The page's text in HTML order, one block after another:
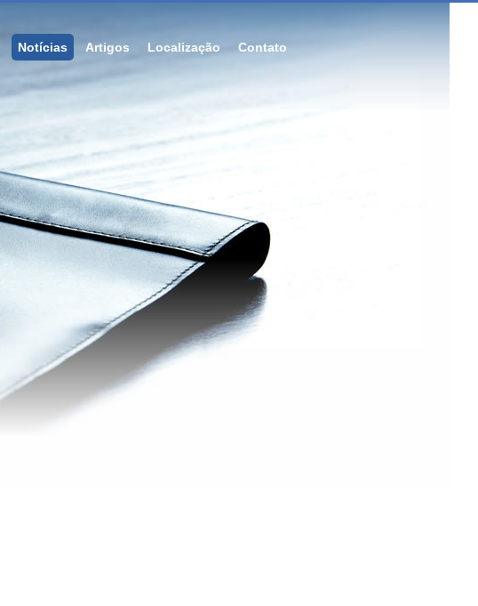
Notícias Artigos Localização Contato